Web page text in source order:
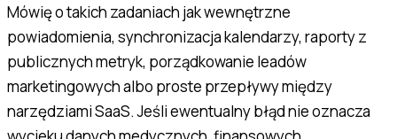
Mówię o takich zadaniach jak wewnętrzne
powiadomienia, synchronizacja kalendarzy, raporty z
publicznych metryk, porządkowanie leadów
marketingowych albo proste przepływy między
narzędziami SaaS. Jeśli ewentualny błąd nie oznacza